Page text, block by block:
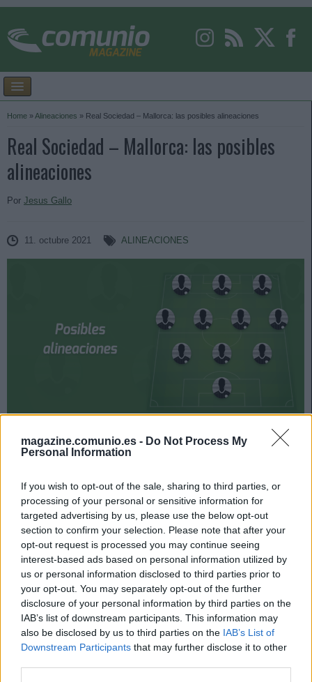
magazine.comunio.es - Do Not Process My
Personal Information
If you wish to opt-out of the sale, sharing to third parties, or
processing of your personal or sensitive information for
targeted advertising by us, please use the below opt-out
section to confirm your selection. Please note that after your
opt-out request is processed you may continue seeing
interest-based ads based on personal information utilized by
us or personal information disclosed to third parties prior to
your opt-out. You may separately opt-out of the further
disclosure of your personal information by third parties on the
IAB’s list of downstream participants. This information may
also be disclosed by us to third parties on the IAB’s List of
Downstream Participants that may further disclose it to other
Home »Alineaciones » Real Sociedad – Mallorca: las posibles alineaciones
Real Sociedad – Mallorca: las posibles
alineaciones
Por Jesus Gallo
11. octubre 2021 ALINEACIONES
Real Sociedad y Mallorca se enfrentan el 16 de octubre
a las 21:00 horas. ¿Quién jugará en los locales? ¿Cuál
continuación, las posibles alineaciones del Real
Sociedad-Mallorca.
Real Sociedad
Posible alineación : Remiro – Gorosabel, Le Normand, Aritz
Elustondo, Aihen Muñoz – Mikel Merino, Zubimendi,
Navarro (Silva), Januzaj – Portu, Isak.
Estos jugadores son baja: Monreal (rodilla), Carlos
Fernández (rodilla), Guridi (lesión muscular), Diego Rico
(lesión muscular), Oyarzabal (lesión muscular), Barrenetxea